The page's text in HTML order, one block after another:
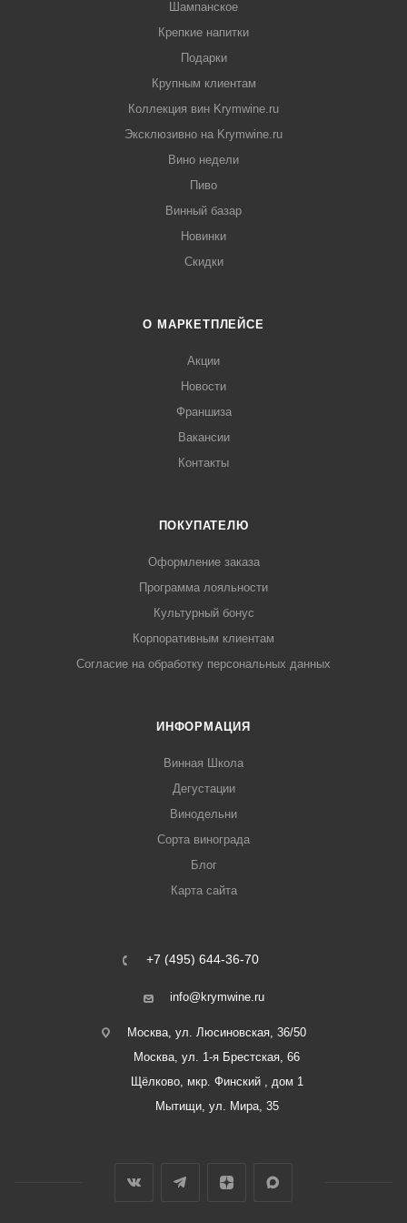
Шампанское
Крепкие напитки
Подарки
Крупным клиентам
Коллекция вин Krymwine.ru
Эксклюзивно на Krymwine.ru
Вино недели
Пиво
Винный базар
Новинки
Скидки
О МАРКЕТПЛЕЙСЕ
Акции
Новости
Франшиза
Вакансии
Контакты
ПОКУПАТЕЛЮ
Оформление заказа
Программа лояльности
Культурный бонус
Корпоративным клиентам
Согласие на обработку персональных данных
ИНФОРМАЦИЯ
Винная Школа
Дегустации
Винодельни
Сорта винограда
Блог
Карта сайта
+7 (495) 644-36-70
info@krymwine.ru
Москва, ул. Люсиновская, 36/50
Москва, ул. 1-я Брестская, 66
Щёлково, мкр. Финский , дом 1
Мытищи, ул. Мира, 35